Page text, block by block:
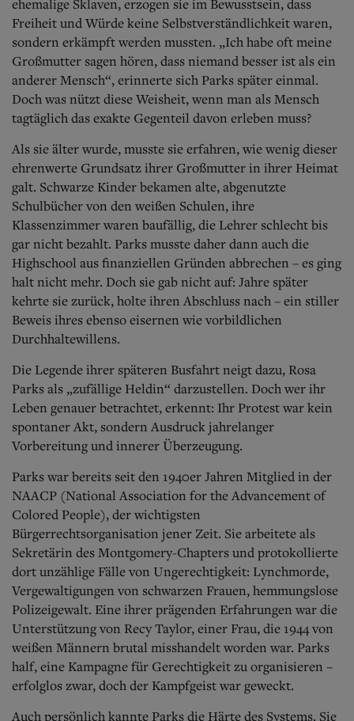
ehemalige Sklaven, erzogen sie im Bewusstsein, dass
Freiheit und Würde keine Selbstverständlichkeit waren,
sondern erkämpft werden mussten. „Ich habe oft meine
Großmutter sagen hören, dass niemand besser ist als ein
anderer Mensch“, erinnerte sich Parks später einmal.
Doch was nützt diese Weisheit, wenn man als Mensch
tagtäglich das exakte Gegenteil davon erleben muss?
Als sie älter wurde, musste sie erfahren, wie wenig dieser
ehrenwerte Grundsatz ihrer Großmutter in ihrer Heimat
galt. Schwarze Kinder bekamen alte, abgenutzte
Schulbücher von den weißen Schulen, ihre
Klassenzimmer waren baufällig, die Lehrer schlecht bis
gar nicht bezahlt. Parks musste daher dann auch die
Highschool aus finanziellen Gründen abbrechen – es ging
halt nicht mehr. Doch sie gab nicht auf: Jahre später
kehrte sie zurück, holte ihren Abschluss nach – ein stiller
Beweis ihres ebenso eisernen wie vorbildlichen
Durchhaltewillens.
Die Legende ihrer späteren Busfahrt neigt dazu, Rosa
Parks als „zufällige Heldin“ darzustellen. Doch wer ihr
Leben genauer betrachtet, erkennt: Ihr Protest war kein
spontaner Akt, sondern Ausdruck jahrelanger
Vorbereitung und innerer Überzeugung.
Parks war bereits seit den 1940er Jahren Mitglied in der
NAACP (National Association for the Advancement of
Colored People), der wichtigsten
Bürgerrechtsorganisation jener Zeit. Sie arbeitete als
Sekretärin des Montgomery-Chapters und protokollierte
dort unzählige Fälle von Ungerechtigkeit: Lynchmorde,
Vergewaltigungen von schwarzen Frauen, hemmungslose
Polizeigewalt. Eine ihrer prägenden Erfahrungen war die
Unterstützung von Recy Taylor, einer Frau, die 1944 von
weißen Männern brutal misshandelt worden war. Parks
half, eine Kampagne für Gerechtigkeit zu organisieren –
erfolglos zwar, doch der Kampfgeist war geweckt.
Auch persönlich kannte Parks die Härte des Systems. Sie